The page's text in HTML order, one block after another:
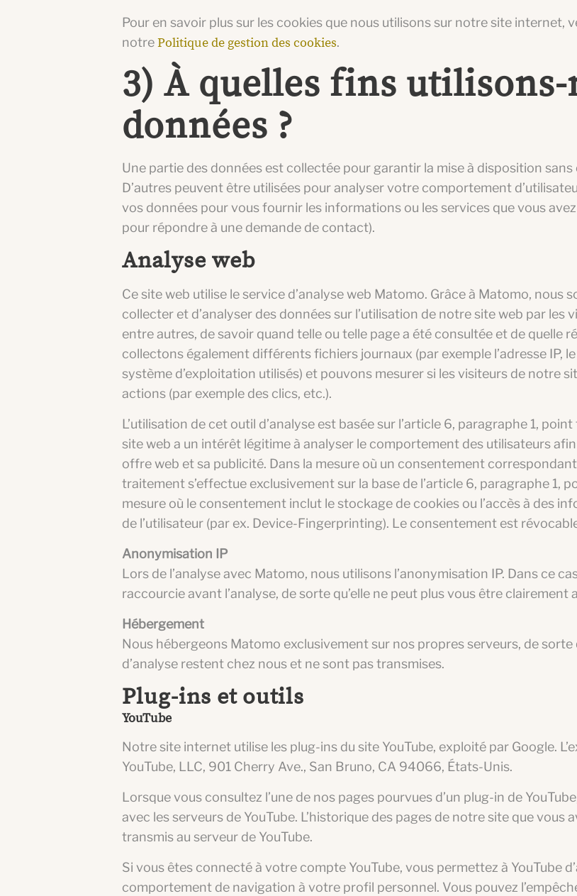
Pour en savoir plus sur les cookies que nous utilisons sur notre site internet,
notrePolitique de gestion des cookies.
3) À quelles fins utilisons-
données ?
Une partie des données est collectée pour garantir la mise à disposition
D’autres peuvent être utilisées pour analyser votre comportement
vos données pour vous fournir les informations ou les services que vous
pour répondre à une demande de contact).
Analyse web
Ce site web utilise le service d’analyse web Matomo. Grâce à Matomo, nous
collecter et d’analyser des données sur l’utilisation de notre site web par les
entre autres, de savoir quand telle ou telle page a été consultée et de quelle
collectons également différents fichiers journaux (par exemple l’adresse IP,
système d’exploitation utilisés) et pouvons mesurer si les visiteurs de notre
actions (par exemple des clics, etc.).
L’utilisation de cet outil d’analyse est basée sur l’article 6, paragraphe 1, point
site web a un intérêt légitime à analyser le comportement des utilisateurs afin
offre web et sa publicité. Dans la mesure où un consentement
traitement s’effectue exclusivement sur la base de l’article 6, paragraphe 1,
mesure où le consentement inclut le stockage de cookies ou l’accès à des
de l’utilisateur (par ex. Device-Fingerprinting). Le consentement est
Anonymisation IP
Lors de l’analyse avec Matomo, nous utilisons l’anonymisation IP. Dans ce
raccourcie avant l’analyse, de sorte qu’elle ne peut plus vous être clairement
Hébergement
Nous hébergeons Matomo exclusivement sur nos propres serveurs, de
d’analyse restent chez nous et ne sont pas transmises.
Plug-ins et outils
YouTube
Notre site internet utilise les plug-ins du site YouTube, exploité par Google.
YouTube, LLC, 901 Cherry Ave., San Bruno, CA 94066, États-Unis.
Lorsque vous consultez l’une de nos pages pourvues d’un plug-in de
avec les serveurs de YouTube. L’historique des pages de notre site que vous
transmis au serveur de YouTube.
Si vous êtes connecté à votre compte YouTube, vous permettez à YouTube
comportement de navigation à votre profil personnel. Vous pouvez